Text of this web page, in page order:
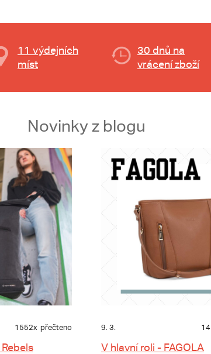
11 výdejních
míst
30 dnů na
vrácení zboží
Novinky z blogu
1552x přečteno 9. 3.
V hlavní roli - FAGOLA